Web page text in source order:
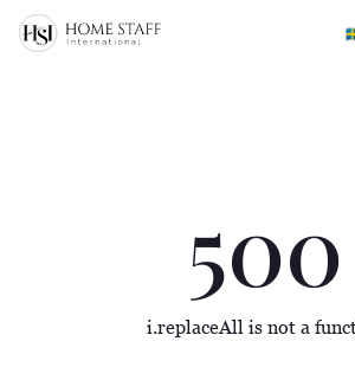
500 page
500
i.replaceAll is not a